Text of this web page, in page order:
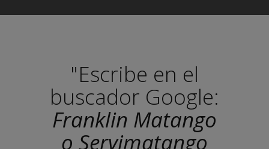
"Escribe en el
buscador Google:
Franklin Matango
o Servimatango